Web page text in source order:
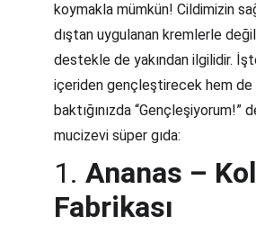
koymakla mümkün! Cildimizin
dıştan uygulanan kremlerle
destekle de yakından ilgilidir.
içeriden gençleştirecek hem de
baktığınızda “Gençleşiyorum!”
mucizevi süper gıda:
1. Ananas –
Fabrikası